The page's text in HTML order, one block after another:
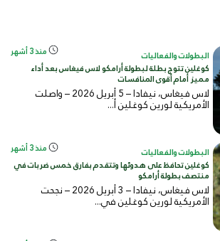
البطولات والفعاليات منذ 3 أشهر
كوغلين تتوج بطلة لبطولة أرامكو لاس فيغاس بعد أداء
مميز أمام أقوى المنافسات
لاس فيغاس، نيفادا – 5 أبريل 2026 – واصلت
الأمريكية لورين كوغلين أ...
البطولات والفعاليات منذ 3 أشهر
كوغلين تحافظ على هدوئها وتتقدم بفارق خمس ضربات في
منتصف بطولة أرامكو
لاس فيغاس، نيفادا – 3 أبريل 2026 – نجحت
الأمريكية لورين كوغلين في...